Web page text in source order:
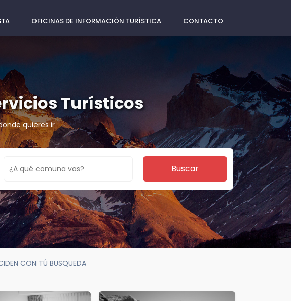
OFICINAS DE INFORMACIÓN TURÍSTICA CONTACTO
Turísticos
quieres ir
Buscar
CON TÚ BUSQUEDA